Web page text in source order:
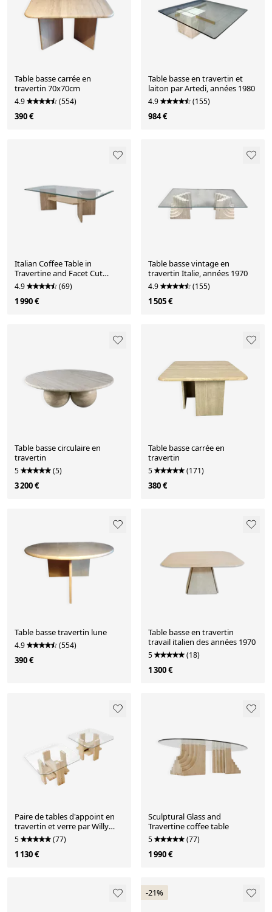
Table basse carrée en
travertin 70x70cm
4.9 (554)
390 €
Table basse en travertin et
laiton par Artedi, années 1980
4.9 (155)
984 €
Italian Coffee Table in
Travertine and Facet Cut
Glass, 1980s
4.9 (69)
1 990 €
Table basse vintage en
travertin Italie, années 1970
4.9 (155)
1 505 €
Table basse circulaire en
travertin
5 (5)
3 200 €
Table basse carrée en
travertin
5 (171)
380 €
Table basse travertin lune
4.9 (554)
390 €
Table basse en travertin
travail italien des années 1970
5 (18)
1 300 €
Paire de tables d'appoint en
travertin et verre par Willy
Ballez, Belgique, années 1970
5 (77)
1 130 €
Sculptural Glass and
Travertine coffee table
5 (77)
1 990 €
-21%